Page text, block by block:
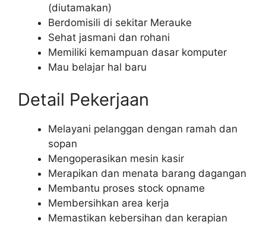
(diutamakan)
Berdomisili di sekitar Merauke
Sehat jasmani dan rohani
Memiliki kemampuan dasar komputer
Mau belajar hal baru
Detail Pekerjaan
Melayani pelanggan dengan ramah dan
sopan
Mengoperasikan mesin kasir
Merapikan dan menata barang dagangan
Membantu proses stock opname
Membersihkan area kerja
Memastikan kebersihan dan kerapian